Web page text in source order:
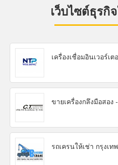
เว็บไซต์ธุรกิ
เครื่องเชื่อมอินเวอร์เ
ขายเครื่องกลึงมือสอง
รถเครนให้เช่า กรุงเ